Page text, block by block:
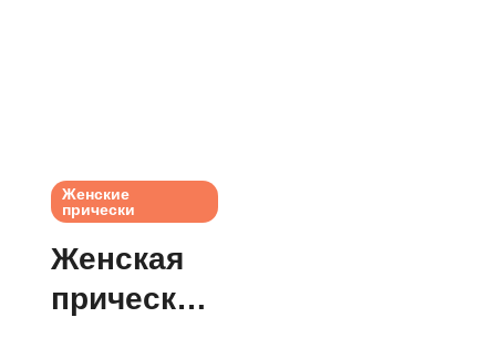
Женские
прически
Женская
прическа